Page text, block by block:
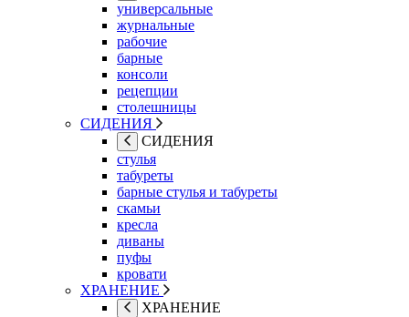
универсальные
журнальные
рабочие
барные
консоли
рецепции
столешницы
СИДЕНИЯ
СИДЕНИЯ
стулья
табуреты
барные стулья и табуреты
скамьи
кресла
диваны
пуфы
кровати
ХРАНЕНИЕ
ХРАНЕНИЕ